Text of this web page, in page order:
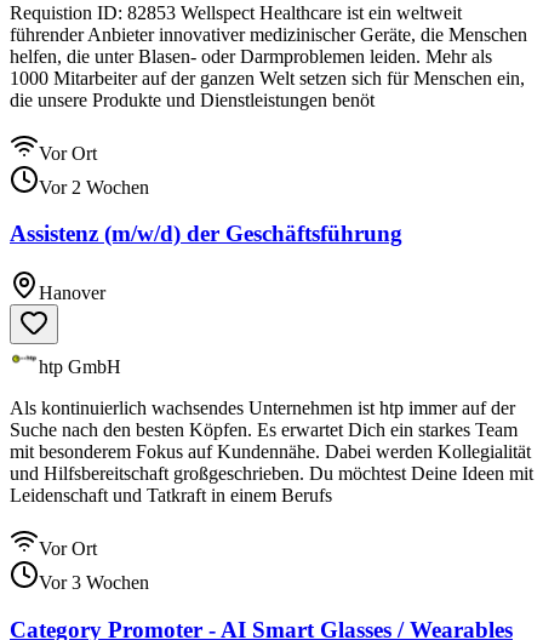
Requistion ID: 82853 Wellspect Healthcare ist ein weltweit
führender Anbieter innovativer medizinischer Geräte, die Menschen
helfen, die unter Blasen- oder Darmproblemen leiden. Mehr als
1000 Mitarbeiter auf der ganzen Welt setzen sich für Menschen ein,
die unsere Produkte und Dienstleistungen benöt
Vor Ort
Vor 2 Wochen
Assistenz (m/w/d) der Geschäftsführung
Hanover
htp GmbH
Als kontinuierlich wachsendes Unternehmen ist htp immer auf der
Suche nach den besten Köpfen. Es erwartet Dich ein starkes Team
mit besonderem Fokus auf Kundennähe. Dabei werden Kollegialität
und Hilfsbereitschaft großgeschrieben. Du möchtest Deine Ideen mit
Leidenschaft und Tatkraft in einem Berufs
Vor Ort
Vor 3 Wochen
Category Promoter - AI Smart Glasses / Wearables